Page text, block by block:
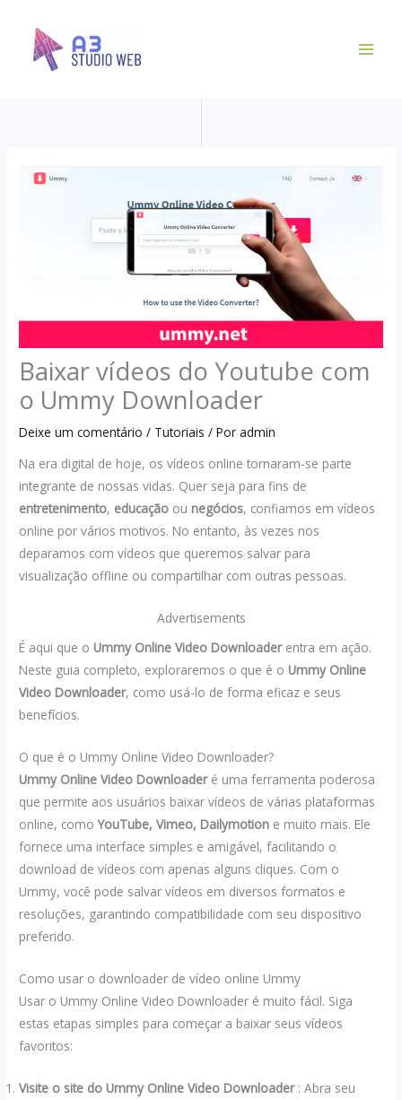
Baixar vídeos do Youtube com
o Ummy Downloader
Deixe um comentário / Tutoriais / Poradmin
Na era digital de hoje, os vídeos online tornaram-se parte
integrante de nossas vidas. Quer seja para fins de
entretenimento, educação ou negócios, confiamos em vídeos
online por vários motivos. No entanto, às vezes nos
deparamos com vídeos que queremos salvar para
visualização offline ou compartilhar com outras pessoas.
Advertisements
É aqui que o Ummy Online Video Downloaderentra em ação.
Neste guia completo, exploraremos o que é o Ummy Online
Video Downloader, como usá-lo de forma eficaz e seus
benefícios.
O que é o Ummy Online Video Downloader?
Ummy Online Video Downloaderé uma ferramenta poderosa
que permite aos usuários baixar vídeos de várias plataformas
online, comoYouTube, Vimeo, Dailymotion e muito mais. Ele
fornece uma interface simples e amigável, facilitando o
download de vídeos com apenas alguns cliques. Com o
Ummy, você pode salvar vídeos em diversos formatos e
resoluções, garantindo compatibilidade com seu dispositivo
preferido.
Como usar o downloader de vídeo online Ummy
Usar o Ummy Online Video Downloader é muito fácil. Siga
estas etapas simples para começar a baixar seus vídeos
favoritos:
Visite o site do Ummy Online Video Downloader: Abra seu